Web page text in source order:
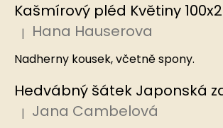
Hodnocení produktu je 5 z 5 hvězdiček.
| Hana Hauserova
Nadherny kousek, včetně spony.
Hodnocení produktu je 5 z 5 hvězdiček.
| Jana Cambelová